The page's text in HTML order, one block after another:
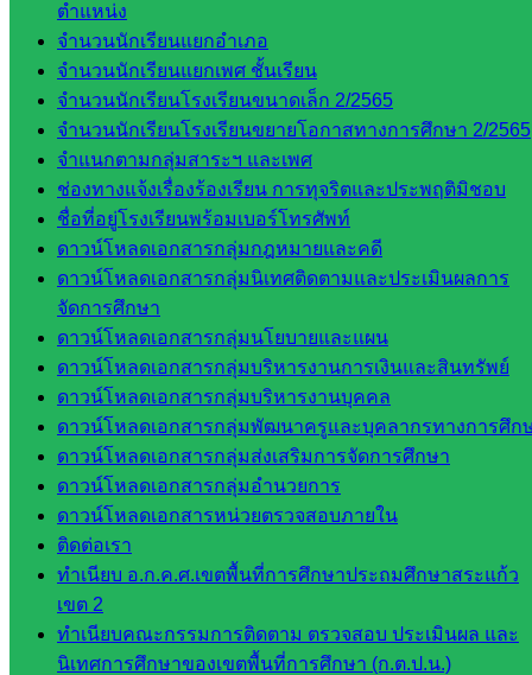
ตำแหน่ง
จำนวนนักเรียนแยกอำเภอ
จำนวนนักเรียนแยกเพศ ชั้นเรียน
จำนวนนักเรียนโรงเรียนขนาดเล็ก 2/2565
จำนวนนักเรียนโรงเรียนขยายโอกาสทางการศึกษา 2/2565
จำแนกตามกลุ่มสาระฯ และเพศ
ช่องทางแจ้งเรื่องร้องเรียน การทุจริตและประพฤติมิชอบ
ชื่อที่อยู่โรงเรียนพร้อมเบอร์โทรศัพท์
ดาวน์โหลดเอกสารกลุ่มกฎหมายและคดี
ดาวน์โหลดเอกสารกลุ่มนิเทศติดตามและประเมินผลการ
จัดการศึกษา
ดาวน์โหลดเอกสารกลุ่มนโยบายและแผน
ดาวน์โหลดเอกสารกลุ่มบริหารงานการเงินและสินทรัพย์
ดาวน์โหลดเอกสารกลุ่มบริหารงานบุคคล
ดาวน์โหลดเอกสารกลุ่มพัฒนาครูและบุคลากรทางการศึก
ดาวน์โหลดเอกสารกลุ่มส่งเสริมการจัดการศึกษา
ดาวน์โหลดเอกสารกลุ่มอำนวยการ
ดาวน์โหลดเอกสารหน่วยตรวจสอบภายใน
ติดต่อเรา
ทำเนียบ อ.ก.ค.ศ.เขตพื้นที่การศึกษาประถมศึกษาสระแก้ว
เขต 2
ทำเนียบคณะกรรมการติดตาม ตรวจสอบ ประเมินผล และ
นิเทศการศึกษาของเขตพื้นที่การศึกษา (ก.ต.ป.น.)
เทศ
ติดตาม
และประ
เมินผลฯ
เว็บไซต์
หลักสูตร
ต้าน
ทุจริต
ห้อง
นิเทศ
ศน.นิพนธ์
พรมพิไล
ห้อง
นิเทศ
ศน.ชยา
ธิศ/
ศน.อัญชลี
ห้อง
นิเทศ
ดร.สราว
ดี เพ็งศรี
โคตร